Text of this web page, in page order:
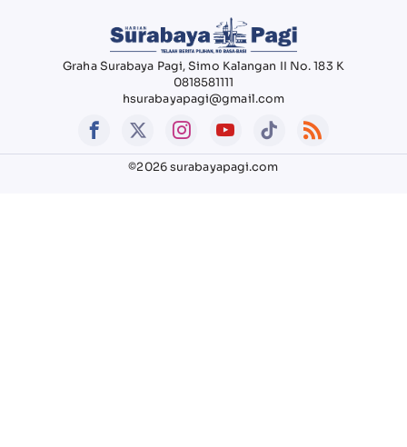
Graha Surabaya Pagi, Simo Kalangan II No. 183 K
0818581111
hsurabayapagi@gmail.com
©2026 surabayapagi.com